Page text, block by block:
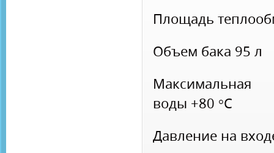
Площадь
Объем бака 95 л
Максимальная
воды +80 °С
Давление на